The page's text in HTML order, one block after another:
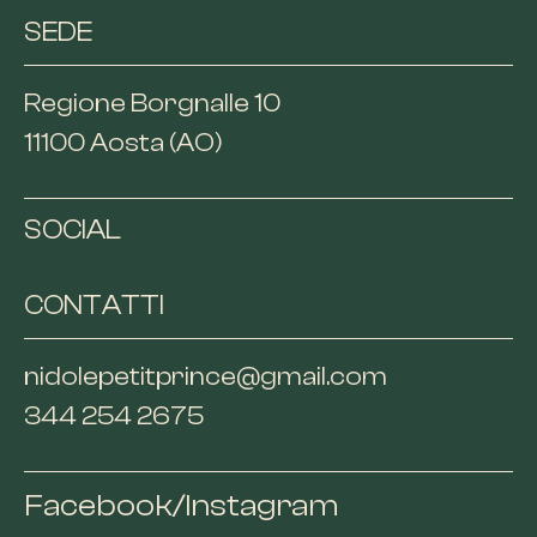
SEDE
Regione Borgnalle 10
11100 Aosta (AO)
SOCIAL
CONTATTI
nidolepetitprince@gmail.com
344 254 2675
Facebook/Instagram